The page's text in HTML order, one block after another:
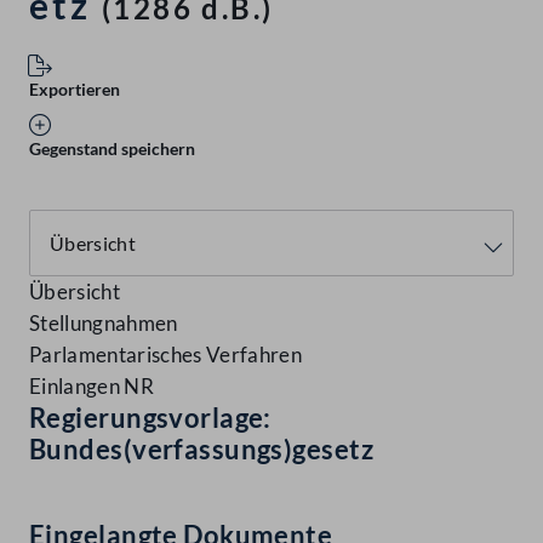
(1286 d.B.)
Exportieren
Gegenstand speichern
Übersicht
Stellungnahmen
Parlamentarisches Verfahren
Einlangen NR
Regierungsvorlage:
Bundes(verfassungs)gesetz
Eingelangte Dokumente